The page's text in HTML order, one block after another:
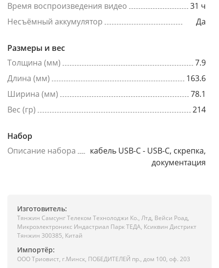
Время воспроизведения видео
31 ч
Несъёмный аккумулятор
Да
Размеры и вес
Толщина (мм)
7.9
Длина (мм)
163.6
Ширина (мм)
78.1
Вес (гр)
214
Набор
Описание набора
кабель USB-C - USB-C, скрепка,
документация
Изготовитель:
Тянжин Самсунг Телеком Технолоджи Ко., Лтд, Вейси Роад,
Микроэлектроникс Индастриал Парк ТЕДА, Ксиквин Дистрикт
Тянжин 300385, Китай
Импортёр:
ООО Триовист, г.Минск, ПОБЕДИТЕЛЕЙ пр., дом 100, оф. 203